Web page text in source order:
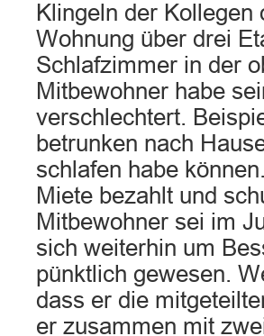
Klingeln der
Wohnung über drei
Schlafzimmer in der
Mitbewohner habe
verschlechtert.
betrunken nach
schlafen habe
Miete bezahlt und
Mitbewohner sei im
sich weiterhin um
pünktlich gewesen.
dass er die
er zusammen mit